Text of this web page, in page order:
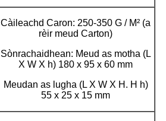
Càileachd Caron: 250-350 G / M² (a
rèir meud Carton)
Sònrachaidhean: Meud as motha (L
X W X h) 180 x 95 x 60 mm
Meudan as lugha (L X W X H. H h)
55 x 25 x 15 mm